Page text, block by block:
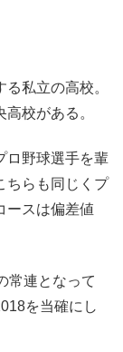
私立の高校。
校がある。
ロ野球選手を輩
ちらも同じくプ
ースは偏差値
常連となって
を当確にし